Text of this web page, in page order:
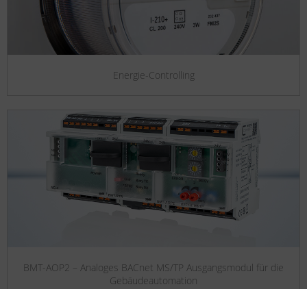
Energie-Controlling
BMT-AOP2 – Analoges BACnet MS/TP Ausgangsmodul für die
Gebäudeautomation